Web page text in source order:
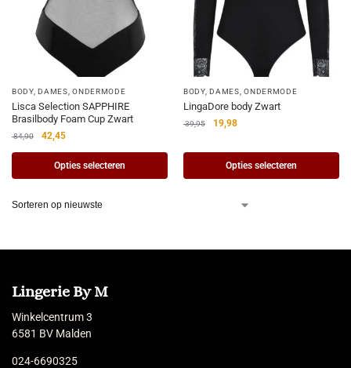
BODY,DAMES ,ONDERMODE
Lisca Selection SAPPHIRE
Brasilbody Foam Cup Zwart
84,90 42,45
Opties selecteren
BODY,DAMES ,ONDERMODE
LingaDore body Zwart
39,95 19,98
Opties selecteren
Lingerie By M
Winkelcentrum 3
6581 BV Malden
024-6690325